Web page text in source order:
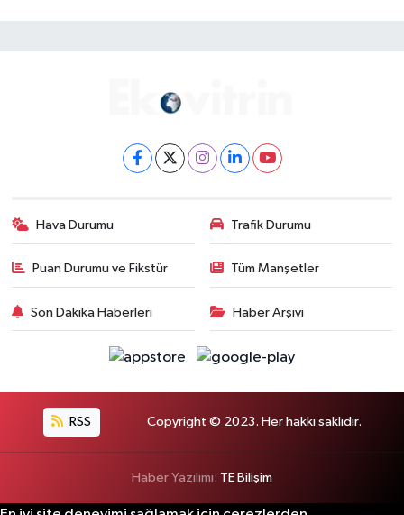
Hava Durumu Trafik Durumu
Puan Durumu ve Fikstür Tüm Manşetler
Son Dakika Haberleri Haber Arşivi
RSS Copyright © 2023. Her hakkı saklıdır.
Haber Yazılımı: TE Bilişim